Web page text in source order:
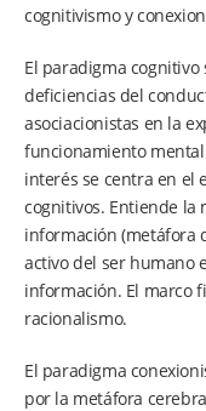
cognitivismo y
El paradigma
deficiencias del
asociacionistas en la
funcionamiento
interés se centra en el
cognitivos. Entiende la
información (metáfora
activo del ser humano
información. El marco
racionalismo.
El paradigma
por la metáfora